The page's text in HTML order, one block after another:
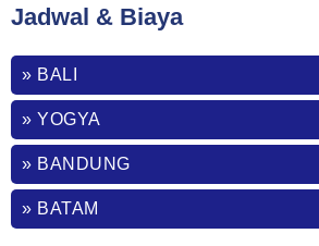
Jadwal & Biaya
» BALI
» YOGYA
» BANDUNG
» BATAM